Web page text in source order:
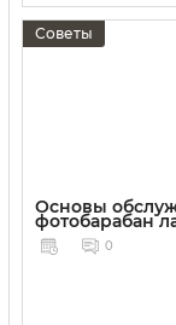
Советы
Основы
фотобарабан
0